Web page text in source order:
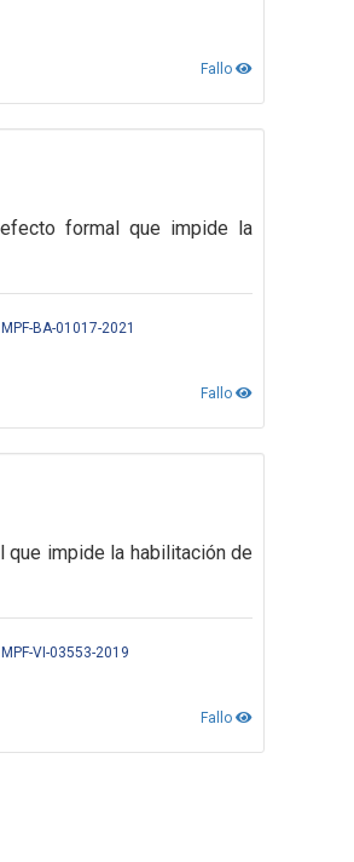
Fallo
formal que impide la
MPF-BA-01017-2021
Fallo
que impide la habilitación de
MPF-VI-03553-2019
Fallo